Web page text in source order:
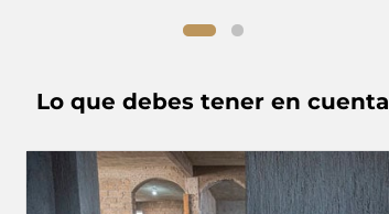
Lo que debes tener en cuenta